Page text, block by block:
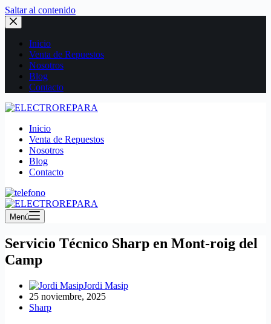
Saltar al contenido
Inicio
Venta de Repuestos
Nosotros
Blog
Contacto
Inicio
Venta de Repuestos
Nosotros
Blog
Contacto
Menú
Servicio Técnico Sharp en Mont-roig del
Camp
Jordi Masip
25 noviembre, 2025
Sharp